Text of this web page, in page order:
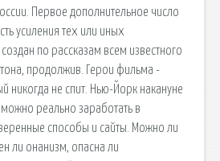
Первое дополнительное число
усиления тех или иных
по рассказам всем известного
продолжив. Герои фильма -
никогда не спит. Нью-Йорк накануне
реально заработать в
способы и сайты. Можно ли
ли онанизм, опасна ли